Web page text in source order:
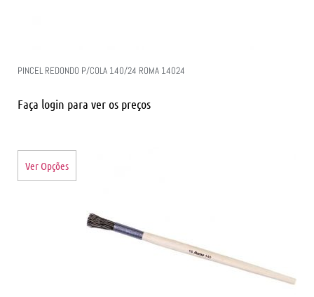
PINCEL REDONDO P/COLA 140/24 ROMA 14024
Faça login para ver os preços
Ver Opções